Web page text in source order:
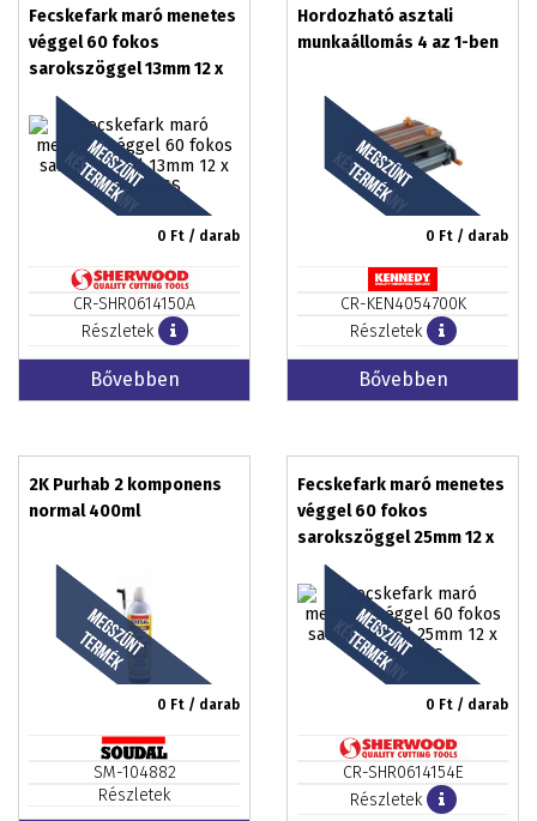
Fecskefark maró menetes
véggel 60 fokos
sarokszöggel 13mm 12 x
63,5mm HSS
0 Ft / darab
CR-SHR0614150A
Részletek
Bővebben
Hordozható asztali
munkaállomás 4 az 1-ben
0 Ft / darab
CR-KEN4054700K
Részletek
Bővebben
2K Purhab 2 komponens
normal 400ml
0 Ft / darab
SM-104882
Részletek
Fecskefark maró menetes
véggel 60 fokos
sarokszöggel 25mm 12 x
70mm HSS
0 Ft / darab
CR-SHR0614154E
Részletek